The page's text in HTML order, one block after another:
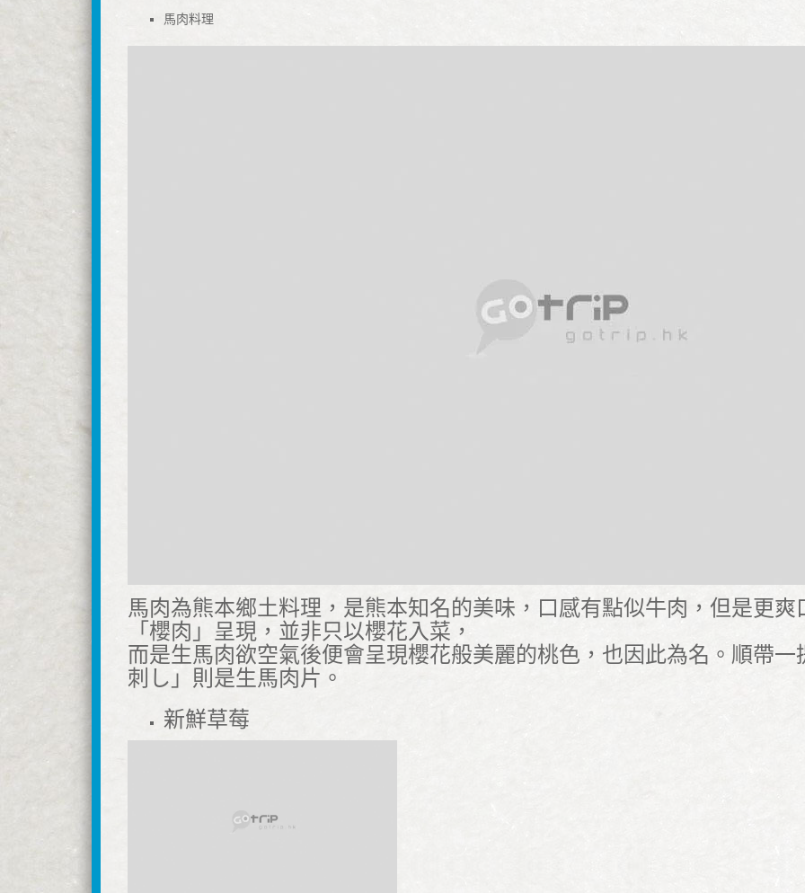
馬肉料理
馬肉為熊本鄉土料理，是熊本知名的美味，口感有點似牛肉，但是更
「櫻肉」呈現，並非只以櫻花入菜，
而是生馬肉欲空氣後便會呈現櫻花般美麗的桃色，也因此為名。順帶
刺し」則是生馬肉片。
新鮮草莓